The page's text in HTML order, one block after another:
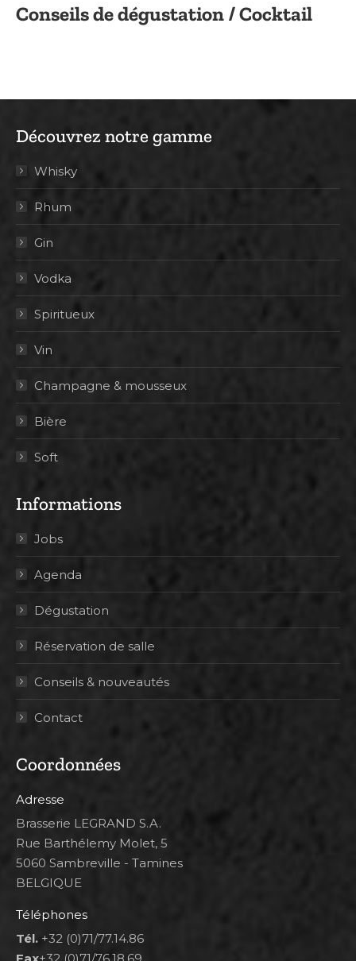
Conseils de dégustation / Cocktail
Découvrez notre gamme
Whisky
Rhum
Gin
Vodka
Spiritueux
Vin
Champagne & mousseux
Bière
Soft
Informations
Jobs
Agenda
Dégustation
Réservation de salle
Conseils & nouveautés
Contact
Coordonnées
Adresse
Brasserie LEGRAND S.A.
Rue Barthélemy Molet, 5
5060 Sambreville - Tamines
BELGIQUE
Téléphones
Tél. +32 (0)71/77.14.86